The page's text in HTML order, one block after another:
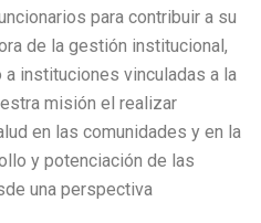
para contribuir a su
de la gestión institucional,
instituciones vinculadas a la
misión el realizar
en las comunidades y en la
y potenciación de las
una perspectiva